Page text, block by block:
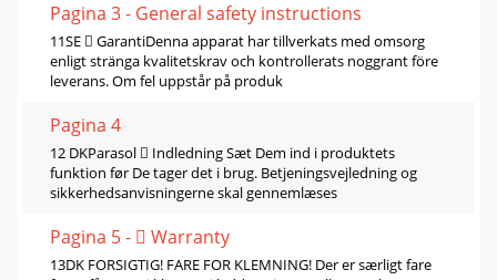
Pagina 3 - General safety instructions
11SE  GarantiDenna apparat har tillverkats med omsorg
enligt stränga kvalitetskrav och kontrollerats noggrant före
leverans. Om fel uppstår på produk
Pagina 4
12 DKParasol  Indledning Sæt Dem ind i produktets
funktion før De tager det i brug. Betjeningsvejledning og
sikkerhedsanvisningerne skal gennemlæses
Pagina 5 -  Warranty
13DK FORSIGTIG! FARE FOR KLEMNING! Der er særligt fare